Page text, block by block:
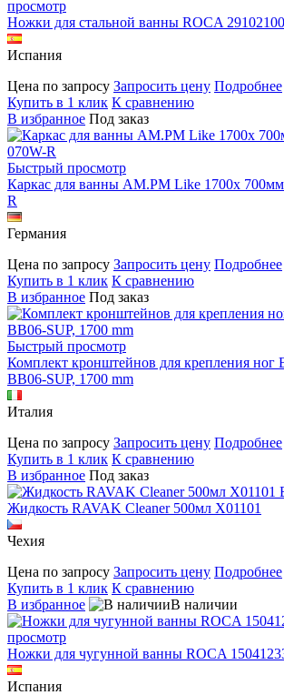
просмотр
Ножки для стальной ванны ROCA
Испания
Цена по запросу Запросить цену Подробнее
Купить в 1 клик К сравнению
В избранное Под заказ
Быстрый просмотр
Каркас для ванны AM.PM Like 1700х
R
Германия
Цена по запросу Запросить цену Подробнее
Купить в 1 клик К сравнению
В избранное Под заказ
Быстрый просмотр
Комплект кронштейнов для крепления
BB06-SUP, 1700 mm
Италия
Цена по запросу Запросить цену Подробнее
Купить в 1 клик К сравнению
В избранное Под заказ
Жидкость RAVAK Cleaner 500мл X01101
Чехия
Цена по запросу Запросить цену Подробнее
Купить в 1 клик К сравнению
В избранное
В наличии
просмотр
Ножки для чугунной ванны ROCA
Испания